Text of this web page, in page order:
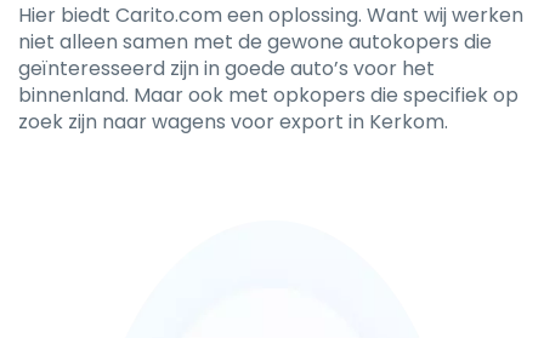
Hier biedt Carito.com een oplossing. Want wij werken
niet alleen samen met de gewone autokopers die
geïnteresseerd zijn in goede auto’s voor het
binnenland. Maar ook met opkopers die specifiek op
zoek zijn naar wagens voor export in Kerkom.